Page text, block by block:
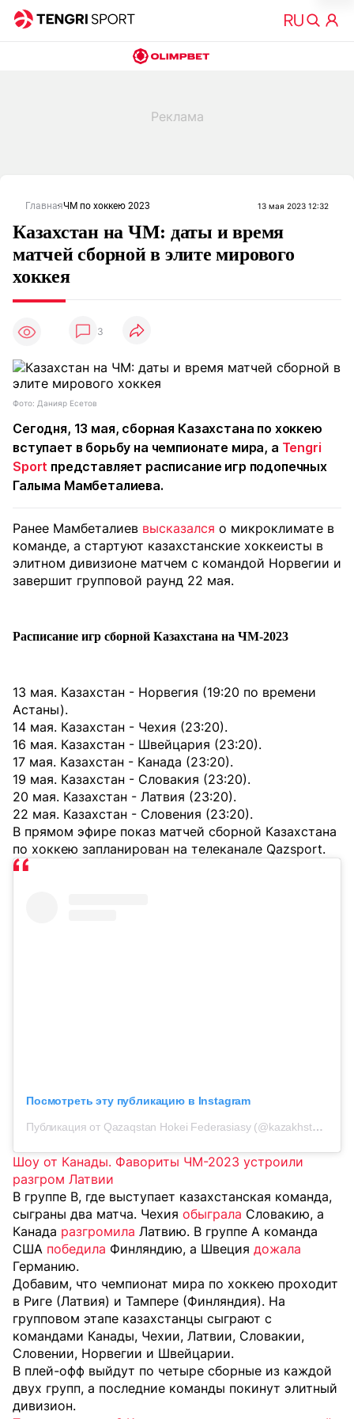
ГлавнаяЧМ по хоккею 2023 13 мая 2023 12:32
Казахстан на ЧМ: даты и время
матчей сборной в элите мирового
хоккея
3
Фото: Данияр Есетов
Сегодня, 13 мая, сборная Казахстана по хоккею
вступает в борьбу на чемпионате мира, а Tengri
Sport представляет расписание игр подопечных
Галыма Мамбеталиева.
Ранее Мамбеталиев высказался о микроклимате в
команде, а стартуют казахстанские хоккеисты в
элитном дивизионе матчем с командой Норвегии и
завершит групповой раунд 22 мая.
Расписание игр сборной Казахстана на ЧМ-2023
13 мая. Казахстан - Норвегия (19:20 по времени
Астаны).
14 мая. Казахстан - Чехия (23:20).
16 мая. Казахстан - Швейцария (23:20).
17 мая. Казахстан - Канада (23:20).
19 мая. Казахстан - Словакия (23:20).
20 мая. Казахстан - Латвия (23:20).
22 мая. Казахстан - Словения (23:20).
В прямом эфире показ матчей сборной Казахстана
по хоккею запланирован на телеканале Qazsport.
Посмотреть эту публикацию в Instagram
Публикация от Qazaqstan Hokei Federasiasy (@kazakhstanhockey)
Шоу от Канады. Фавориты ЧМ-2023 устроили
разгром Латвии
В группе B, где выступает казахстанская команда,
сыграны два матча. Чехия обыграла Словакию, а
Канада разгромила Латвию. В группе А команда
США победила Финляндию, а Швеция дожала
Германию.
Добавим, что чемпионат мира по хоккею проходит
в Риге (Латвия) и Тампере (Финляндия). На
групповом этапе казахстанцы сыграют с
командами Канады, Чехии, Латвии, Словакии,
Словении, Норвегии и Швейцарии.
В плей-офф выйдут по четыре сборные из каждой
двух групп, а последние команды покинут элитный
дивизион.